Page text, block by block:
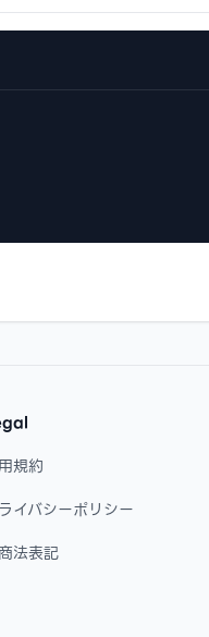
規約
イバシーポリシー
法表記